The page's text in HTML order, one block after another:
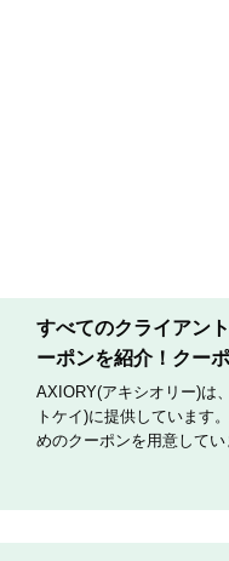
すべてのクライアン
ーポンを紹介！クー
AXIORY(アキシオリー)は
トケイ)に提供しています
めのクーポンを用意して